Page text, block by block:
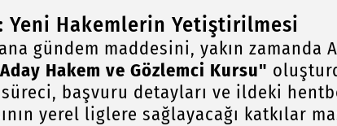
Yeni Hakemlerin Yetiştirilmesi
gündem maddesini, yakın zamanda
Hakem ve Gözlemci Kursu"
başvuru detayları ve ildeki
yerel liglere sağlayacağı katkılar